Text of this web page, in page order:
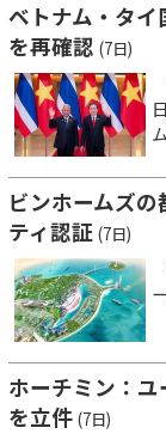
ベトナム・タ
を再確認 (7日)
ビンホームズ
ティ認証 (7日)
ホーチミン：
を立件 (7日)